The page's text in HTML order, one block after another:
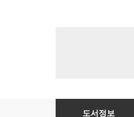
여인, 시대를 품다
도서정보